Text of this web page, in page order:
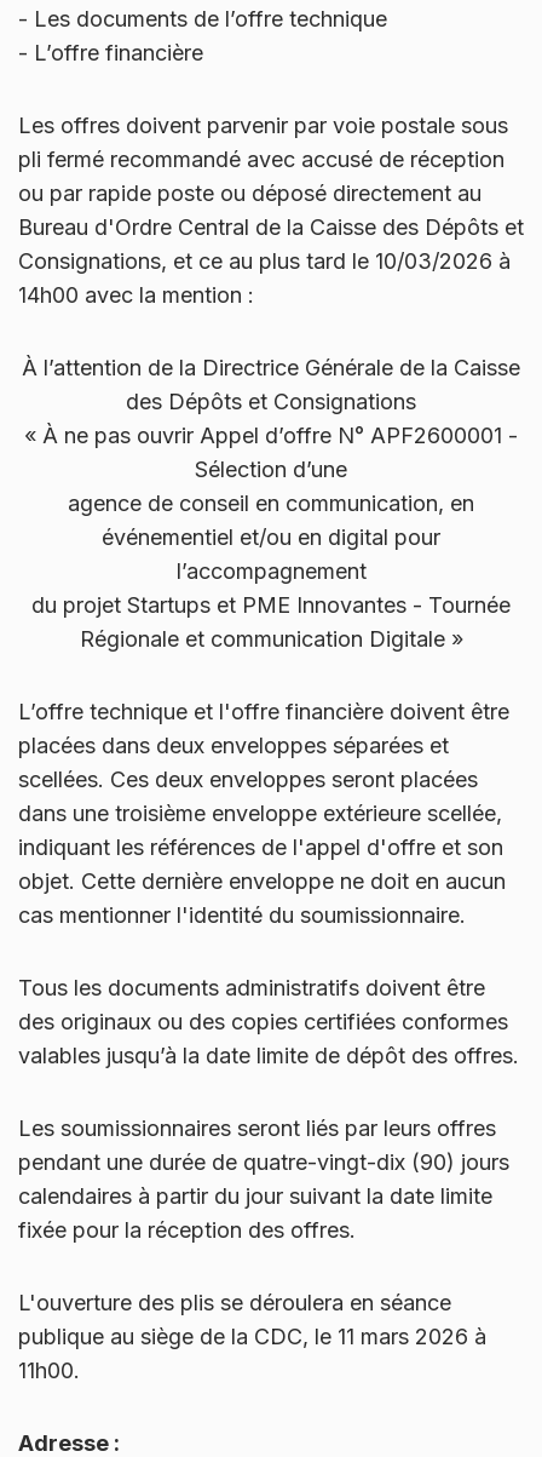
- Les documents de l’offre technique
- L’offre financière
Les offres doivent parvenir par voie postale sous
pli fermé recommandé avec accusé de réception
ou par rapide poste ou déposé directement au
Bureau d'Ordre Central de la Caisse des Dépôts et
Consignations, et ce au plus tard le 10/03/2026 à
14h00 avec la mention :
À l’attention de la Directrice Générale de la Caisse
des Dépôts et Consignations
« À ne pas ouvrir Appel d’offre N° APF2600001 -
Sélection d’une
agence de conseil en communication, en
événementiel et/ou en digital pour
l’accompagnement
du projet Startups et PME Innovantes - Tournée
Régionale et communication Digitale »
L’offre technique et l'offre financière doivent être
placées dans deux enveloppes séparées et
scellées. Ces deux enveloppes seront placées
dans une troisième enveloppe extérieure scellée,
indiquant les références de l'appel d'offre et son
objet. Cette dernière enveloppe ne doit en aucun
cas mentionner l'identité du soumissionnaire.
Tous les documents administratifs doivent être
des originaux ou des copies certifiées conformes
valables jusqu’à la date limite de dépôt des offres.
Les soumissionnaires seront liés par leurs offres
pendant une durée de quatre-vingt-dix (90) jours
calendaires à partir du jour suivant la date limite
fixée pour la réception des offres.
L'ouverture des plis se déroulera en séance
publique au siège de la CDC, le 11 mars 2026 à
11h00.
Adresse :